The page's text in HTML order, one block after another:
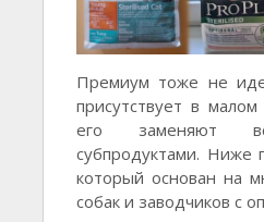
Премиум тоже не
присутствует в малом
его заменяют
субпродуктами. Ниже
который основан на
собак и заводчиков с